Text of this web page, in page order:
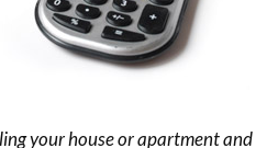
your house or apartment and